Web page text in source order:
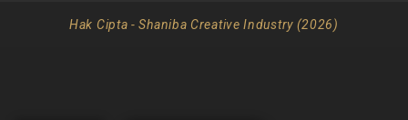
Hak Cipta - Shaniba Creative Industry (2026)